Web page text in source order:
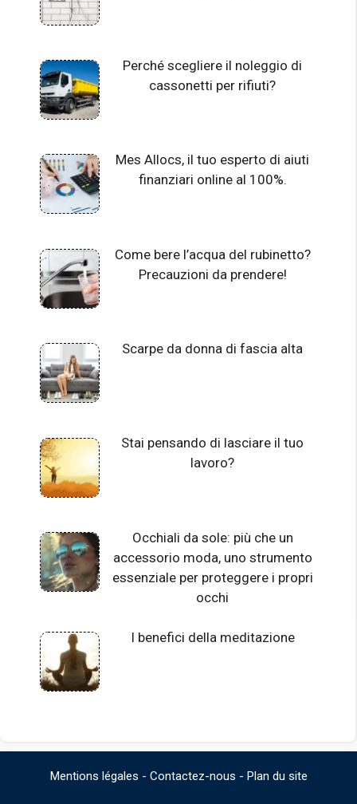
Perché scegliere il noleggio di
cassonetti per rifiuti?
Mes Allocs, il tuo esperto di aiuti
finanziari online al 100%.
Come bere l’acqua del rubinetto?
Precauzioni da prendere!
Scarpe da donna di fascia alta
Stai pensando di lasciare il tuo
lavoro?
Occhiali da sole: più che un
accessorio moda, uno strumento
essenziale per proteggere i propri
occhi
I benefici della meditazione
Mentions légales - Contactez-nous - Plan du site